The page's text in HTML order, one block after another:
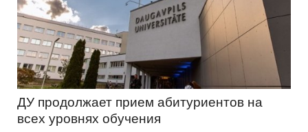
ДУ продолжает прием абитуриентов на
всех уровнях обучения